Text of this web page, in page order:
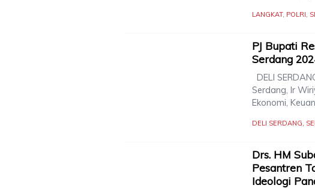
LANGKAT, POLRI,
PJ Bupati
Serdang
DELI
Serdang, Ir
Ekonomi,
DELI SERDANG,
Drs. HM
Pesantren
Ideologi